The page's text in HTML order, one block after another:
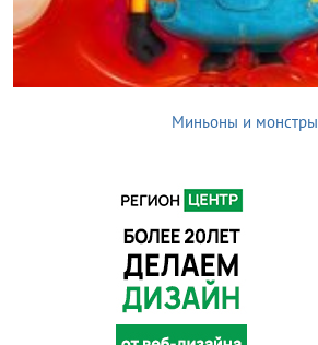
Миньоны и монстры